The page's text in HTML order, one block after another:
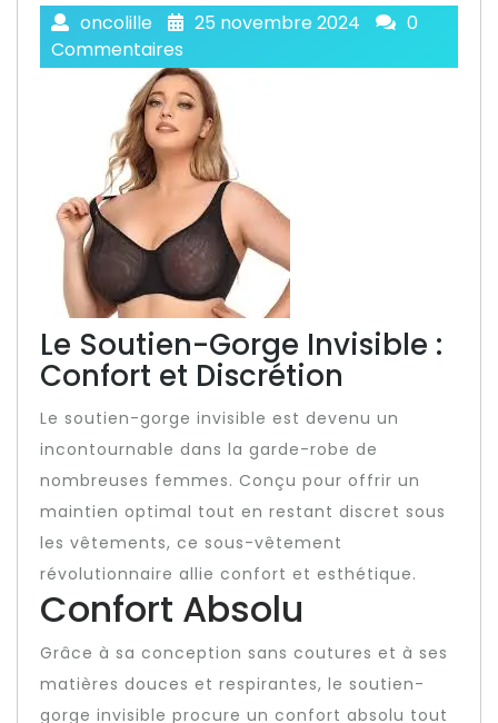
oncolille 25 novembre 2024
0
Commentaires
Le Soutien-Gorge Invisible :
Confort et Discrétion
Le soutien-gorge invisible est devenu un
incontournable dans la garde-robe de
nombreuses femmes. Conçu pour offrir un
maintien optimal tout en restant discret sous
les vêtements, ce sous-vêtement
révolutionnaire allie confort et esthétique.
Confort Absolu
Grâce à sa conception sans coutures et à ses
matières douces et respirantes, le soutien-
gorge invisible procure un confort absolu tout